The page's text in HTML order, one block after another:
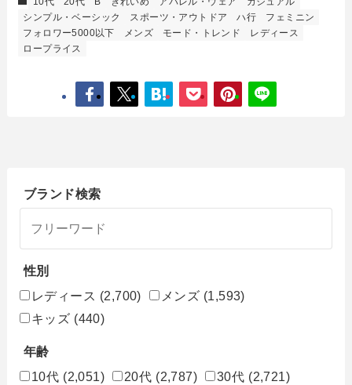
シンプル・ベーシック
スポーツ・アウトドア ハ行
フェミニン
フォロワー5000以下
メンズ モード・トレンド
レディース
ロープライス
ブランド検索
性別
レディース (2,700) メンズ (1,593)
キッズ (440)
年齢
10代 (2,051) 20代 (2,787) 30代 (2,721)